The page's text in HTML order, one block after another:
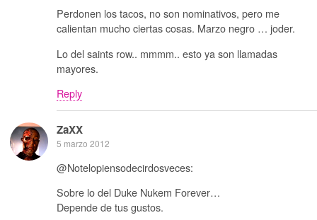
Perdonen los tacos, no son nominativos, pero me
calientan mucho ciertas cosas. Marzo negro … joder.
Lo del saints row.. mmmm.. esto ya son llamadas
mayores.
Reply
ZaXX
5 marzo 2012
@Notelopiensodecirdosveces:
Sobre lo del Duke Nukem Forever…
Depende de tus gustos.